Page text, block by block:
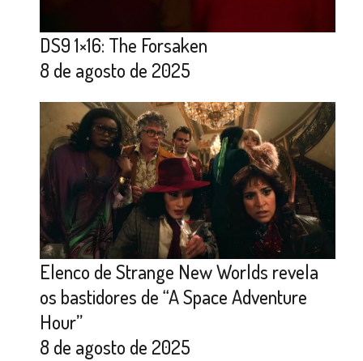
DS9 1×16: The Forsaken
8 de agosto de 2025
Elenco de Strange New Worlds revela
os bastidores de “A Space Adventure
Hour”
8 de agosto de 2025